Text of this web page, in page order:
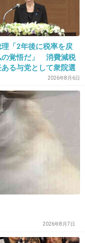
+23
だな、って。
+6 -1
「2年後に税率を戻
の覚悟だ」 消費減税
ある与党として衆院選
掲げ理解賜った」2026年8月6日
2026年8月7日